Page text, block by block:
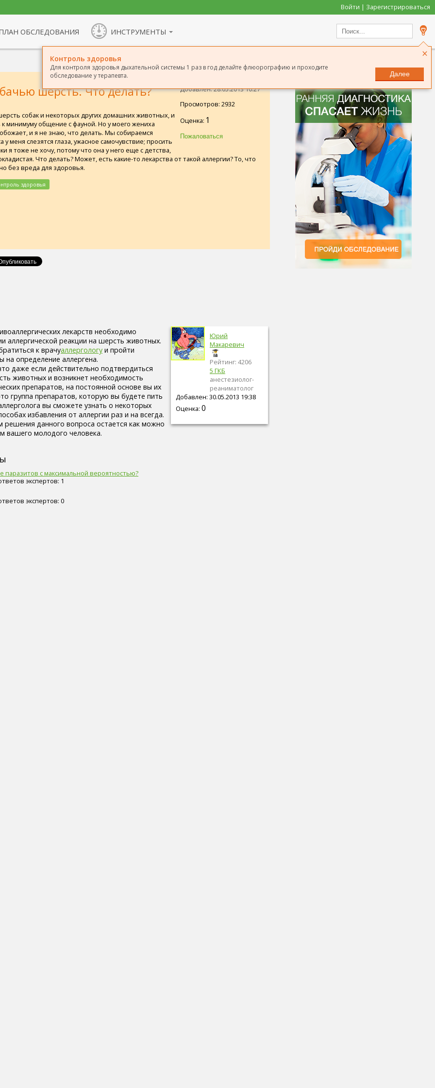
Войти | Зарегистрироваться
ОБСЛЕДОВАНИЯ ИНСТРУМЕНТЫ
×
Контроль здоровья
Для контроля здоровья дыхательной системы 1 раз в год делайте флюорографию и проходите
обследование у терапевта.
Далее
Добавлен: 28.05.2013 10:27
Просмотров: 2932
Оценка: 1
шерсть. Что делать?
собак и некоторых других домашних животных, и
к минимуму общение с фауной. Но у моего жениха
и я не знаю, что делать. Мы собираемся
у меня слезятся глаза, ужасное самочувствие; просить
я тоже не хочу, потому что она у него еще с детства,
Что делать? Может, есть какие-то лекарства от такой аллергии? То, что
без вреда для здоровья.
здоровья
Юрий
Макаревич
Рейтинг: 4206
5 ГКБ
анестезиолог-
реаниматолог
Добавлен: 30.05.2013 19:38
Оценка: 0
лекарств необходимо
аллергической реакции на шерсть животных.
к врачуаллергологу и пройти
на определение аллергена.
даже если действительно подтвердиться
животных и возникнет необходимость
препаратов, на постоянной основе вы их
группа препаратов, которую вы будете пить
вы сможете узнать о некоторых
избавления от аллергии раз и на всегда.
решения данного вопроса остается как можно
вашего молодого человека.
паразитов с максимальной вероятностью?
экспертов: 1
экспертов: 0